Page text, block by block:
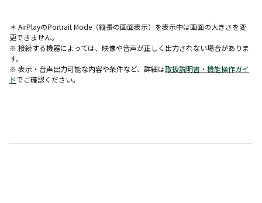
＊ AirPlayのPortrait Mode（縦長の画面表示）を表示中は画面の大きさを変
更できません。
※ 接続する機器によっては、映像や音声が正しく出力されない場合がありま
す。
※ 表示・音声出力可能な内容や条件など、詳細は取扱説明書・機能操作ガイ
ドでご確認ください。